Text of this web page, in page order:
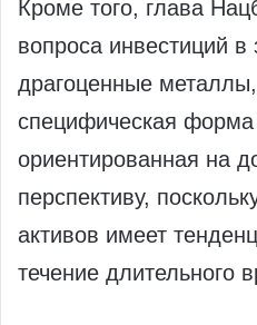
Кроме того, глава
вопроса инвестиций в
драгоценные
специфическая форма
ориентированная на
перспективу,
активов имеет
течение длительного